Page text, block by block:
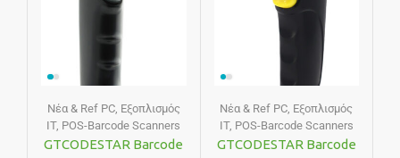
Νέα & Ref PC, Εξοπλισμός
IT, POS-Barcode Scanners
GTCODESTAR Barcode
Νέα & Ref PC, Εξοπλισμός
IT, POS-Barcode Scanners
GTCODESTAR Barcode